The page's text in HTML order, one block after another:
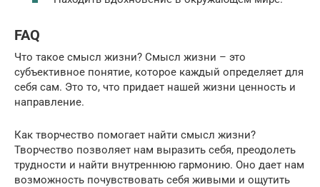
FAQ
Что такое смысл жизни? Смысл жизни – это
субъективное понятие, которое каждый определяет для
себя сам. Это то, что придает нашей жизни ценность и
направление.
Как творчество помогает найти смысл жизни?
Творчество позволяет нам выразить себя, преодолеть
трудности и найти внутреннюю гармонию. Оно дает нам
возможность почувствовать себя живыми и ощутить